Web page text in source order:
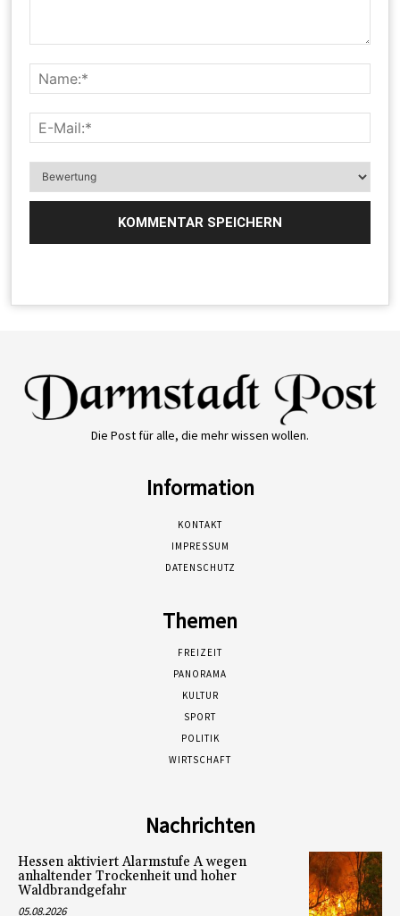
Die Post für alle, die mehr wissen wollen.
Information
KONTAKT
IMPRESSUM
DATENSCHUTZ
Themen
FREIZEIT
PANORAMA
KULTUR
SPORT
POLITIK
WIRTSCHAFT
Nachrichten
Hessen aktiviert Alarmstufe A wegen
anhaltender Trockenheit und hoher
Waldbrandgefahr
05.08.2026